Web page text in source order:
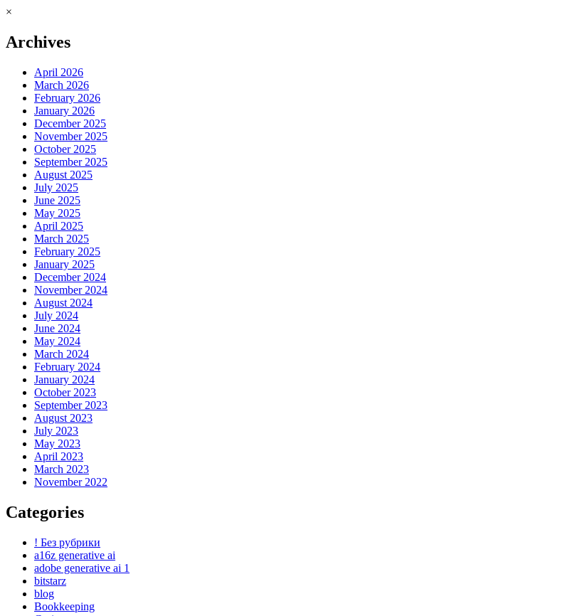
×
Archives
April 2026
March 2026
February 2026
January 2026
December 2025
November 2025
October 2025
September 2025
August 2025
July 2025
June 2025
May 2025
April 2025
March 2025
February 2025
January 2025
December 2024
November 2024
August 2024
July 2024
June 2024
May 2024
March 2024
February 2024
January 2024
October 2023
September 2023
August 2023
July 2023
May 2023
April 2023
March 2023
November 2022
Categories
! Без рубрики
a16z generative ai
adobe generative ai 1
bitstarz
blog
Bookkeeping